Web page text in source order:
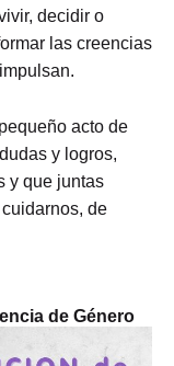
decidir o
las creencias
acto de
y logros,
y que juntas
de
de Género